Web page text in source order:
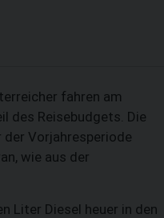
fahren am
des Reisebudgets. Die
der Vorjahresperiode
wie aus der
Liter Diesel heuer in den